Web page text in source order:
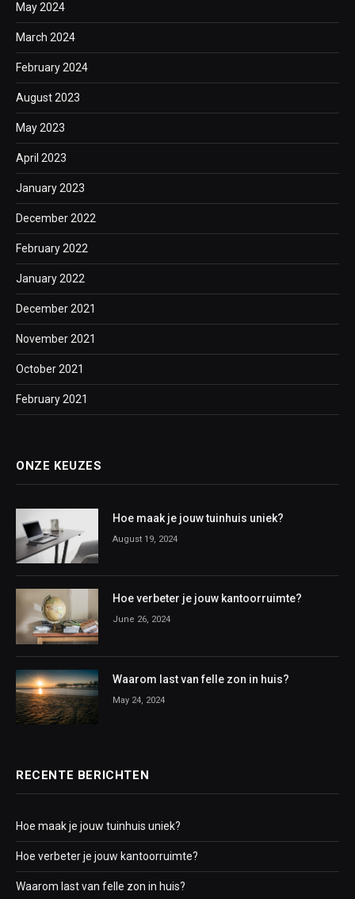
May 2024
March 2024
February 2024
August 2023
May 2023
April 2023
January 2023
December 2022
February 2022
January 2022
December 2021
November 2021
October 2021
February 2021
ONZE KEUZES
Hoe maak je jouw tuinhuis uniek?
August 19, 2024
Hoe verbeter je jouw kantoorruimte?
June 26, 2024
Waarom last van felle zon in huis?
May 24, 2024
RECENTE BERICHTEN
Hoe maak je jouw tuinhuis uniek?
Hoe verbeter je jouw kantoorruimte?
Waarom last van felle zon in huis?